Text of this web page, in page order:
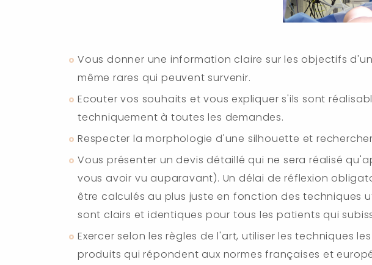
Vous donner une information claire sur les objectifs
même rares qui peuvent survenir.
Ecouter vos souhaits et vous expliquer s'ils sont
techniquement à toutes les demandes.
Respecter la morphologie d'une silhouette et
Vous présenter un devis détaillé qui ne sera réalisé
vous avoir vu auparavant). Un délai de réflexion
être calculés au plus juste en fonction des techniques
sont clairs et identiques pour tous les patients qui
Exercer selon les règles de l'art, utiliser les techniques
produits qui répondent aux normes françaises et